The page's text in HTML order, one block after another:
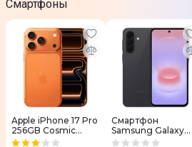
Смартфоны
Apple iPhone 17 Pro
256GB Cosmic
Orange (MG8H4)
Смартфон
Samsung Galaxy
A37 A376B